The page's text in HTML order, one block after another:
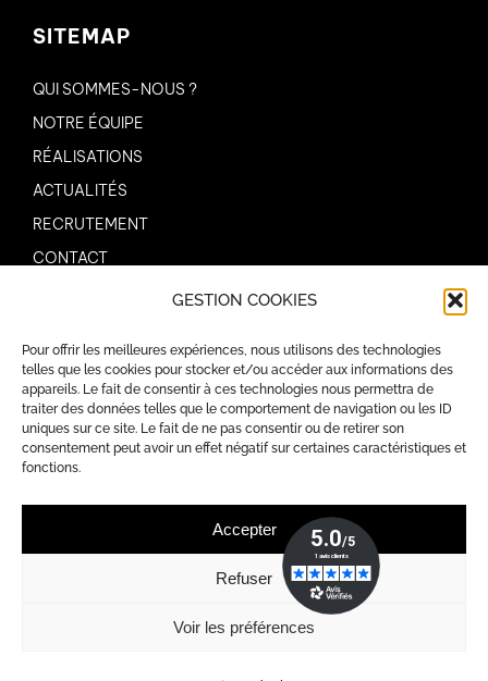
GESTION COOKIES
Pour offrir les meilleures expériences, nous utilisons des technologies
telles que les cookies pour stocker et/ou accéder aux informations des
appareils. Le fait de consentir à ces technologies nous permettra de
traiter des données telles que le comportement de navigation ou les ID
uniques sur ce site. Le fait de ne pas consentir ou de retirer son
consentement peut avoir un effet négatif sur certaines caractéristiques et
fonctions.
Accepter
Refuser
Voir les préférences
SITEMAP
QUI SOMMES-NOUS ?
NOTRE ÉQUIPE
RÉALISATIONS
ACTUALITÉS
RECRUTEMENT
CONTACT
MENTIONS LÉGALES
POLITIQUE DE CONFIDENTIALITÉ
POLITIQUE DE COOKIES (UE)
RGE QUALIBAT